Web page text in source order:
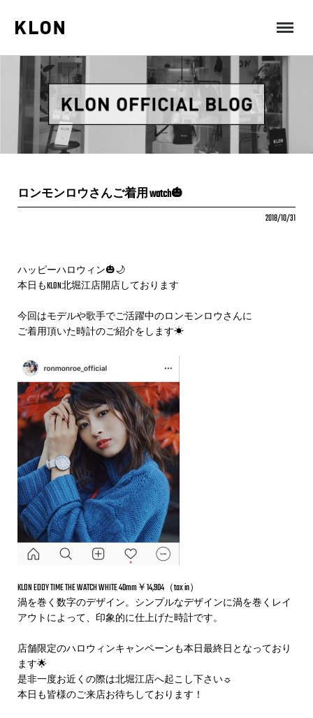
ロンモンロウさんご着用 watch🎃
2018/10/31
ハッピーハロウィン🎃🌙
本日もKLON北堀江店開店しております
今回はモデルや歌手でご活躍中のロンモンロウさんに
ご着用頂いた時計のご紹介をします☀
KLON EDDY TIME THE WATCH WHITE 40mm￥14,904（tax in）
渦を巻く数字のデザイン。シンプルなデザインに渦を巻くレイ
アウトによって、印象的に仕上げた時計です。
店舗限定のハロウィンキャンペーンも本日最終日となっており
ます🌟
是非一度お近くの際は北堀江店へ起こし下さい☼
本日も皆様のご来店お待ちしております！